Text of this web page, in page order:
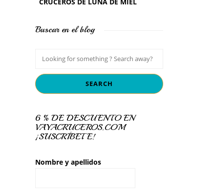
Buscar en el blog
6 % DE DESCUENTO EN
VAYACRUCEROS.COM
¡SUSCRÍBETE!
Nombre y apellidos